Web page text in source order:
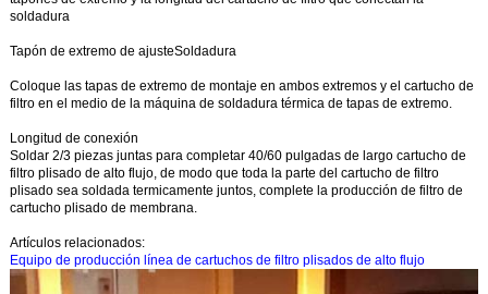
soldadura
Tapón de extremo de ajusteSoldadura
Coloque las tapas de extremo de montaje en ambos extremos y el cartucho de
filtro en el medio de la máquina de soldadura térmica de tapas de extremo.
Longitud de conexión
Soldar 2/3 piezas juntas para completar 40/60 pulgadas de largo cartucho de
filtro plisado de alto flujo, de modo que toda la parte del cartucho de filtro
plisado sea soldada termicamente juntos, complete la producción de filtro de
cartucho plisado de membrana.
Artículos relacionados:
Equipo de producción línea de cartuchos de filtro plisados de alto flujo